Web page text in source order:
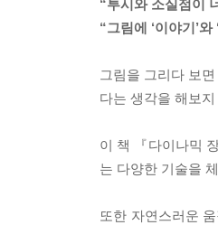
“투시와 소실점이
“그림에 ‘이야기’
그림을 그리다 보
다는 생각을 해보
이 책 『다이나믹
는 다양한 기술을
또한 자연스러운